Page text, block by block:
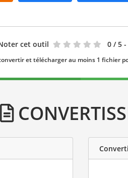
cet outil 0 / 5
et télécharger au moins 1 fichier